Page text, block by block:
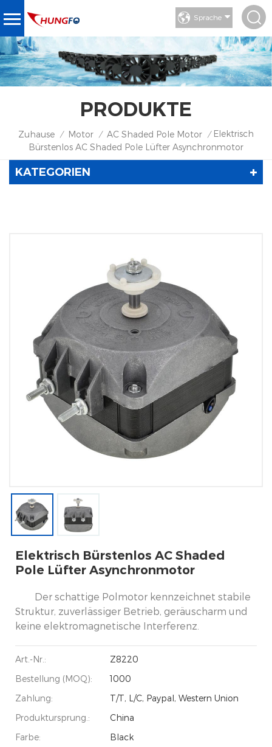
Sprache
PRODUKTE
Zuhause / Motor / AC Shaded Pole Motor / Elektrisch
Bürstenlos AC Shaded Pole Lüfter Asynchronmotor
KATEGORIEN
Elektrisch Bürstenlos AC Shaded
Pole Lüfter Asynchronmotor
Der schattige Polmotor kennzeichnet stabile
Struktur, zuverlässiger Betrieb, geräuscharm und
keine elektromagnetische Interferenz.
Art.-Nr.:
Z8220
Bestellung (MOQ):
1000
Zahlung:
T/T, L/C, Paypal, Western Union
Produktursprung.:
China
Farbe:
Black